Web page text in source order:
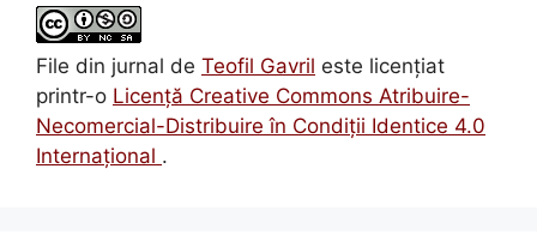
File din jurnal de Teofil Gavril este licenţiat
printr-o Licenţă Creative Commons Atribuire-
Necomercial-Distribuire în Condiţii Identice 4.0
Internațional .